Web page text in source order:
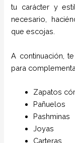
tu carácter y
necesario,
que escojas.
A continuación,
para
Zapatos
Pañuelos
Pashminas
Joyas
Carteras